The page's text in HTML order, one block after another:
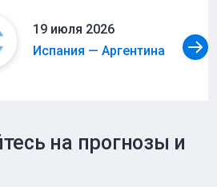
19 июля 2026
Испания — Аргентина
на прогнозы и